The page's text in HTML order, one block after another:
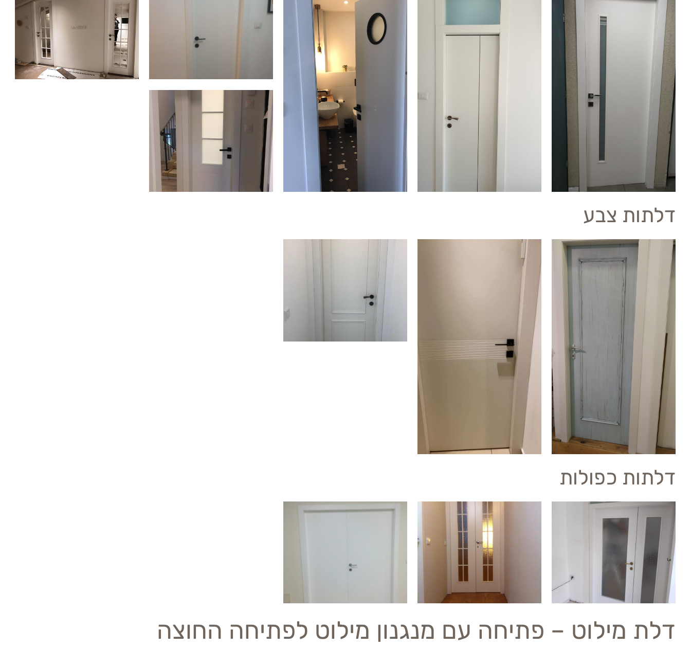
דלתות צבע
דלתות כפולות
דלת מילוט – פתיחה עם מנגנון מילוט לפתיחה החוצה